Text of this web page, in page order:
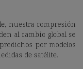
nuestra compresión
al cambio global se
por modelos
de satélite.